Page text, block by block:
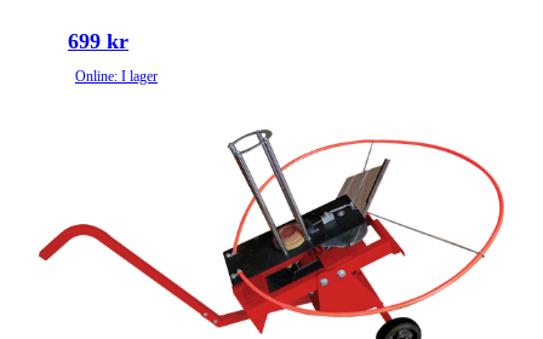
699 kr
Online: I lager